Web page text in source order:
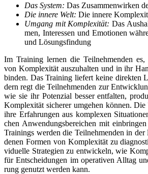
Das Sys­tem: Das Zusam­men­wir­ken
Die inne­re Welt: Die inne­re
Umgang mit Kom­ple­xi­tät: Das
men, Inter­es­sen und Emo­tio­nen
und Lösungsfindung
Im Trai­ning ler­nen die Teil­neh­men­den es,
von Kom­ple­xi­tät aus­zu­hal­ten und in ihr
bin­den. Das Trai­ning lie­fert kei­ne direk­ten
dern regt die Teil­neh­men­den zur
wie sie ihr Poten­zi­al bes­ser ent­fal­ten,
Kom­ple­xi­tät siche­rer umge­hen kön­nen. Die
ihre Erfah­run­gen aus kom­ple­xen
chen Anwen­dungs­be­rei­chen mit
Trai­nings wer­den die Teil­neh­men­den in
de­nen For­men von Kom­ple­xi­tät zu
vi­du­el­le Stra­te­gien zu ent­wi­ckeln, wie
für Ent­schei­dun­gen im ope­ra­ti­ven All­tag
rung genutzt wer­den kann.